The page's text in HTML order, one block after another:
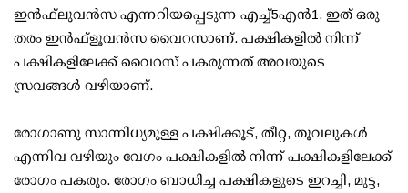
ഇന്‍ഫ്‌ലുവന്‍സ എന്നറിയപ്പെടുന്ന എച്ച്5എന്‍1. ഇത് ഒരു
തരം ഇന്‍ഫ്‌ളൂവന്‍സ വൈറസാണ്. പക്ഷികളില്‍ നിന്ന്
പക്ഷികളിലേക്ക് വൈറസ് പകരുന്നത് അവയുടെ
സ്രവങ്ങള്‍ വഴിയാണ്.
രോഗാണു സാന്നിധ്യമുള്ള പക്ഷിക്കൂട്, തീറ്റ, തൂവലുകള്‍
എന്നിവ വഴിയും വേഗം പക്ഷികളില്‍ നിന്ന് പക്ഷികളിലേക്ക്
രോഗം പകരും. രോഗം ബാധിച്ച പക്ഷികളുടെ ഇറച്ചി, മുട്ട,